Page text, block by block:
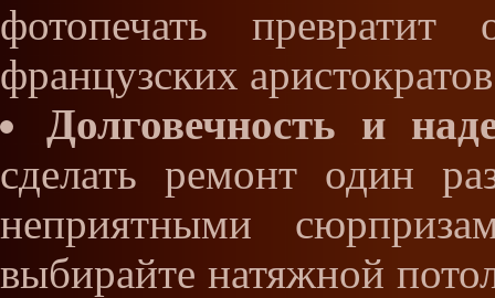
фотопечать
французских
Долговечность и
сделать ремонт один
неприятными
выбирайте натяжной